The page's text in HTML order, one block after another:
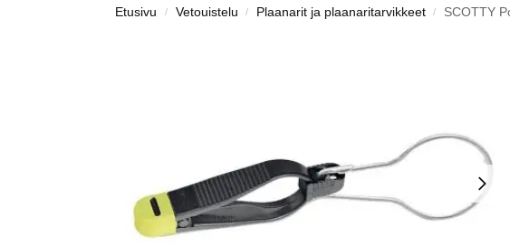
Etusivu / Vetouistelu / Plaanarit ja plaanaritarvikkeet / SCOTTY